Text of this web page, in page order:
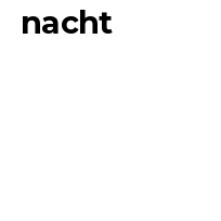
nacht